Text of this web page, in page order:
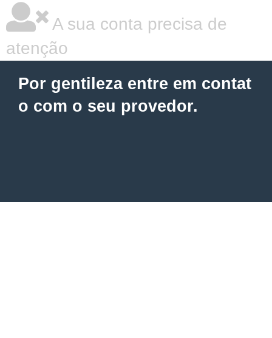
A sua conta precisa de
atenção
Por gentileza entre em contat
o com o seu provedor.